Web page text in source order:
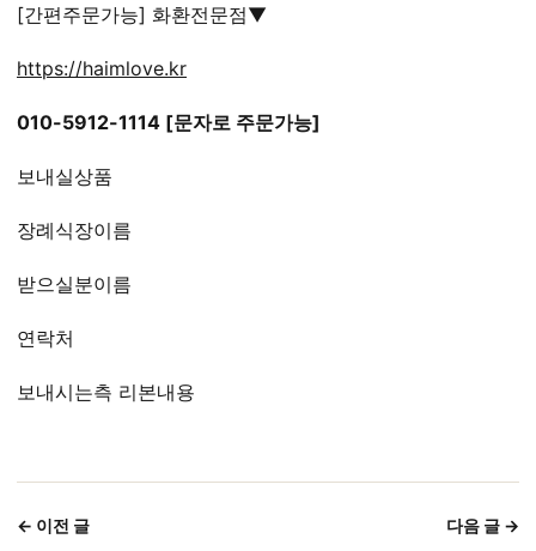
[간편주문가능] 화환전문점▼
https://haimlove.kr
010-5912-1114 [문자로 주문가능]
보내실상품
장례식장이름
받으실분이름
연락처
보내시는측 리본내용
← 이전 글 다음 글 →